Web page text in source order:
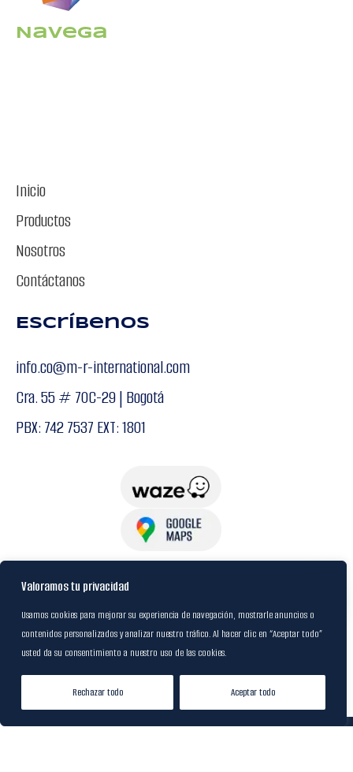
Valoramos tu privacidad
Usamos cookies para mejorar su experiencia de navegación, mostrarle anuncios o
contenidos personalizados y analizar nuestro tráfico. Al hacer clic en “Aceptar todo”
usted da su consentimiento a nuestro uso de las cookies.
Rechazar todo Aceptar todo
Navega
Inicio
Productos
Nosotros
Contáctanos
Escríbenos
info.co@m-r-international.com
Cra. 55 # 70C-29 | Bogotá
PBX: 742 7537 EXT: 1801
USuarios
Política de Datos
Certificación FSC